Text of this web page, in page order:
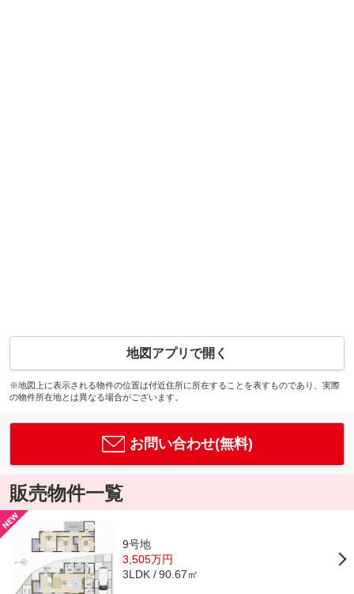
地図アプリで開く
※地図上に表示される物件の位置は付近住所に所在することを表すものであり、実際
の物件所在地とは異なる場合がございます。
お問い合わせ(無料)
販売物件一覧
9号地
3,505万円
3LDK 90.67㎡